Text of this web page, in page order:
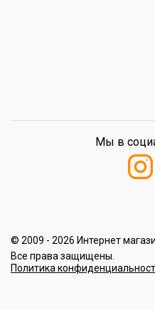
© 2009 - 2026 Интернет
Все права защищены.
Политика
Мы в